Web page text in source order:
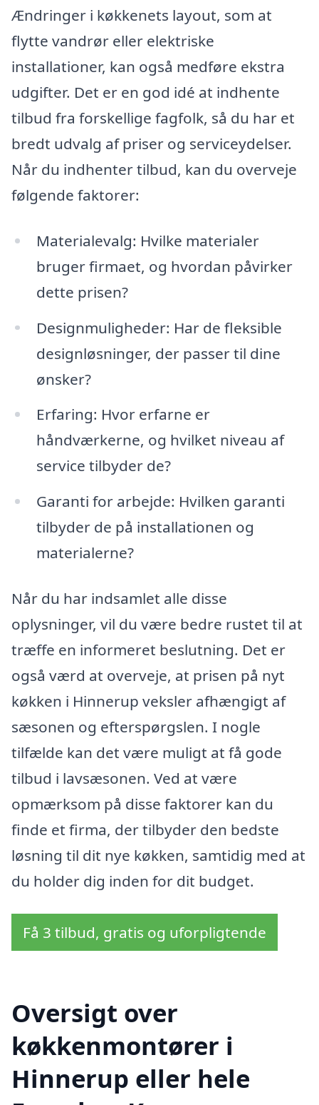
Ændringer i køkkenets layout, som at
flytte vandrør eller elektriske
installationer, kan også medføre ekstra
udgifter. Det er en god idé at indhente
tilbud fra forskellige fagfolk, så du har et
bredt udvalg af priser og serviceydelser.
Når du indhenter tilbud, kan du overveje
følgende faktorer:
Materialevalg: Hvilke materialer
bruger firmaet, og hvordan påvirker
dette prisen?
Designmuligheder: Har de fleksible
designløsninger, der passer til dine
ønsker?
Erfaring: Hvor erfarne er
håndværkerne, og hvilket niveau af
service tilbyder de?
Garanti for arbejde: Hvilken garanti
tilbyder de på installationen og
materialerne?
Når du har indsamlet alle disse
oplysninger, vil du være bedre rustet til at
træffe en informeret beslutning. Det er
også værd at overveje, at prisen på nyt
køkken i Hinnerup veksler afhængigt af
sæsonen og efterspørgslen. I nogle
tilfælde kan det være muligt at få gode
tilbud i lavsæsonen. Ved at være
opmærksom på disse faktorer kan du
finde et firma, der tilbyder den bedste
løsning til dit nye køkken, samtidig med at
du holder dig inden for dit budget.
Få 3 tilbud, gratis og uforpligtende
Oversigt over
køkkenmontører i
Hinnerup eller hele